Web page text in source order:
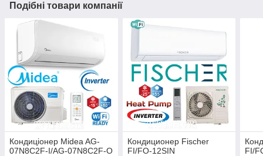
Подібні товари компанії
Кондиціонер Midea AG-
07N8C2F-I/AG-07N8C2F-O
Кондиционер Fischer
FI/FO-12SIN
FI/